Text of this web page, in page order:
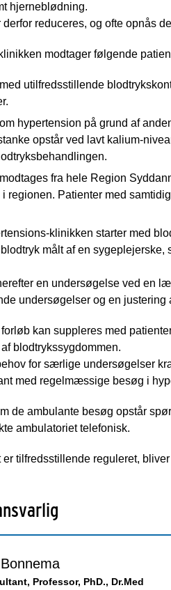
hjerneblødning.
derfor reduceres, og ofte opnås
modtager følgende
utilfredsstillende
hypertension på grund af
opstår ved lavt kalium-
fra hele Region
regionen. Patienter med
klinikken starter med
målt af en
en undersøgelse ved en
undersøgelser og en
kan suppleres med
blodtrykssygdommen.
for særlige undersøgelser
med regelmæssige besøg i
de ambulante besøg opstår
ambulatoriet telefonisk.
er tilfredsstillende reguleret,
Professor, PhD., Dr.Med